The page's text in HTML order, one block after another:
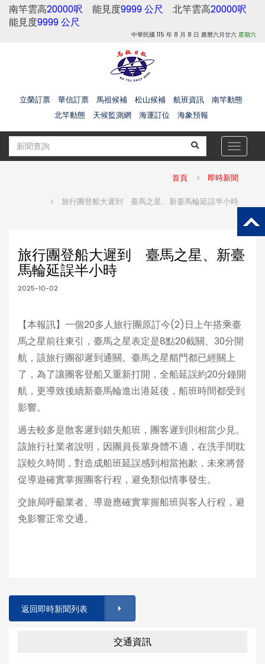
南竿雲高20000呎 能見度9999 公尺 北竿雲高20000呎
能見度9999 公尺
中華民國 115 年 8 月 8 日 農曆六月廿六 星期六
立榮訂票 華信訂票 馬祖候補 松山候補 航班資訊
南竿動態
北竿動態
天候監測網 海運訂位 海象預報
Toggle
首頁 即時新聞
旅行團登船大遲到 臺馬之星、新臺馬輪延誤半小時
旅行團登船大遲到 臺馬之星、新臺
馬輪延誤半小時
2025-10-02
【本報訊】一個20多人旅行團原訂今(2)日上午搭乘臺
馬之星前往東引，臺馬之星表定是8點20截關、30分開
航，該旅行團卻遲到通關。臺馬之星艏門都已經關上
了，為了讓團客登船又重新打開，全船延誤約20分鐘開
航，更導致後續新臺馬輪進出港延後，船班時間都受到
影響。
過去較多是散客遲到錯失船班，團客遲到則相當少見。
該旅行社業者說明，因團員長輩身體不適，在洗手間耽
誤較久時間，對造成船班延誤感到相當抱歉，未來將督
促導遊確實掌握團客行程，避免類似情事發生。
交旅局呼籲業者、導遊應確實掌握船班與客人行程，避
免影響正常交通。
返回即時新聞列表
交通資訊